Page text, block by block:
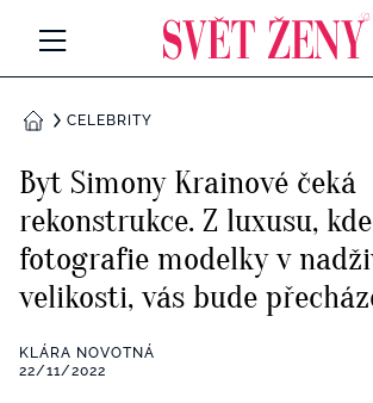
Všechny kategorie
Rozhovory
RETROHUBKY
PSYCHOLOGIE
Seberozvoj
ZDRAVÍ
DOMŮCELEBRITY
Byt Simony Krainové čeká
rekonstrukce. Z luxusu,
fotografie modelky v
velikosti, vás bude
KLÁRA NOVOTNÁ
22/11/2022